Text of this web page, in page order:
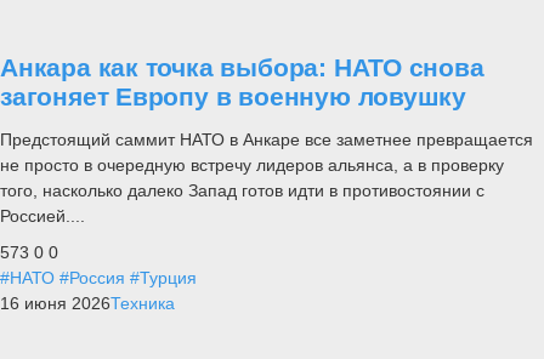
Анкара как точка выбора: НАТО снова
загоняет Европу в военную ловушку
Предстоящий саммит НАТО в Анкаре все заметнее превращается
не просто в очередную встречу лидеров альянса, а в проверку
того, насколько далеко Запад готов идти в противостоянии с
Россией....
573 0 0
#НАТО #Россия #Турция
16 июня 2026Техника